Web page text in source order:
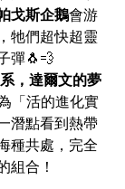
戈斯企鵝會游
牠們超快超靈
彈🐧💨
，達爾文的夢
「活的進化實
潛點看到熱帶
種共處，完全
組合！